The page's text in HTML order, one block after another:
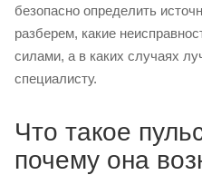
безопасно определить
разберем, какие
силами, а в каких случаях
специалисту.
Что такое
почему она